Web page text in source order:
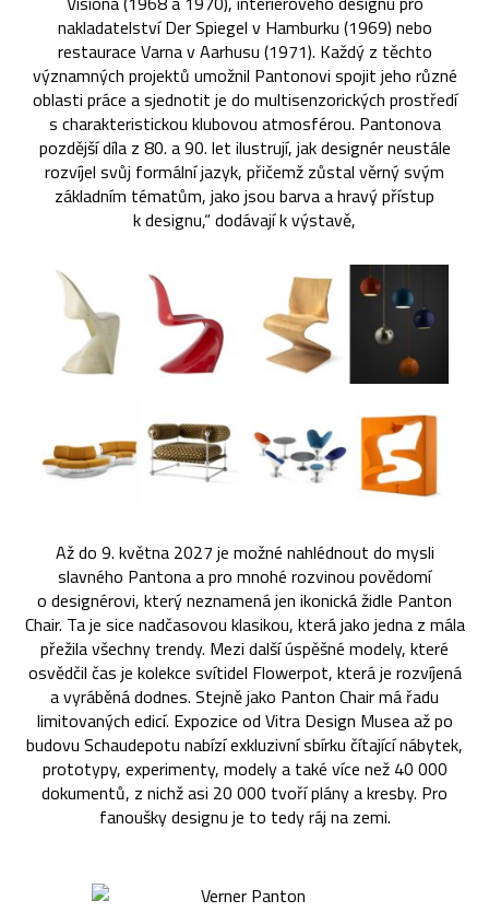
nakladatelství Der Spiegel v Hamburku (1969) nebo
restaurace Varna v Aarhusu (1971). Každý z těchto
významných projektů umožnil Pantonovi spojit jeho různé
oblasti práce a sjednotit je do multisenzorických prostředí
s charakteristickou klubovou atmosférou. Pantonova
pozdější díla z 80. a 90. let ilustrují, jak designér neustále
rozvíjel svůj formální jazyk, přičemž zůstal věrný svým
základním tématům, jako jsou barva a hravý přístup
k designu,“ dodávají k výstavě,
Až do 9. května 2027 je možné nahlédnout do mysli
slavného Pantona a pro mnohé rozvinou povědomí
o designérovi, který neznamená jen ikonická židle Panton
Chair. Ta je sice nadčasovou klasikou, která jako jedna z mála
přežila všechny trendy. Mezi další úspěšné modely, které
osvědčil čas je kolekce svítidel Flowerpot, která je rozvíjená
a vyráběná dodnes. Stejně jako Panton Chair má řadu
limitovaných edicí. Expozice od Vitra Design Musea až po
budovu Schaudepotu nabízí exkluzivní sbírku čítající nábytek,
prototypy, experimenty, modely a také více než 40 000
dokumentů, z nichž asi 20 000 tvoří plány a kresby. Pro
fanoušky designu je to tedy ráj na zemi.